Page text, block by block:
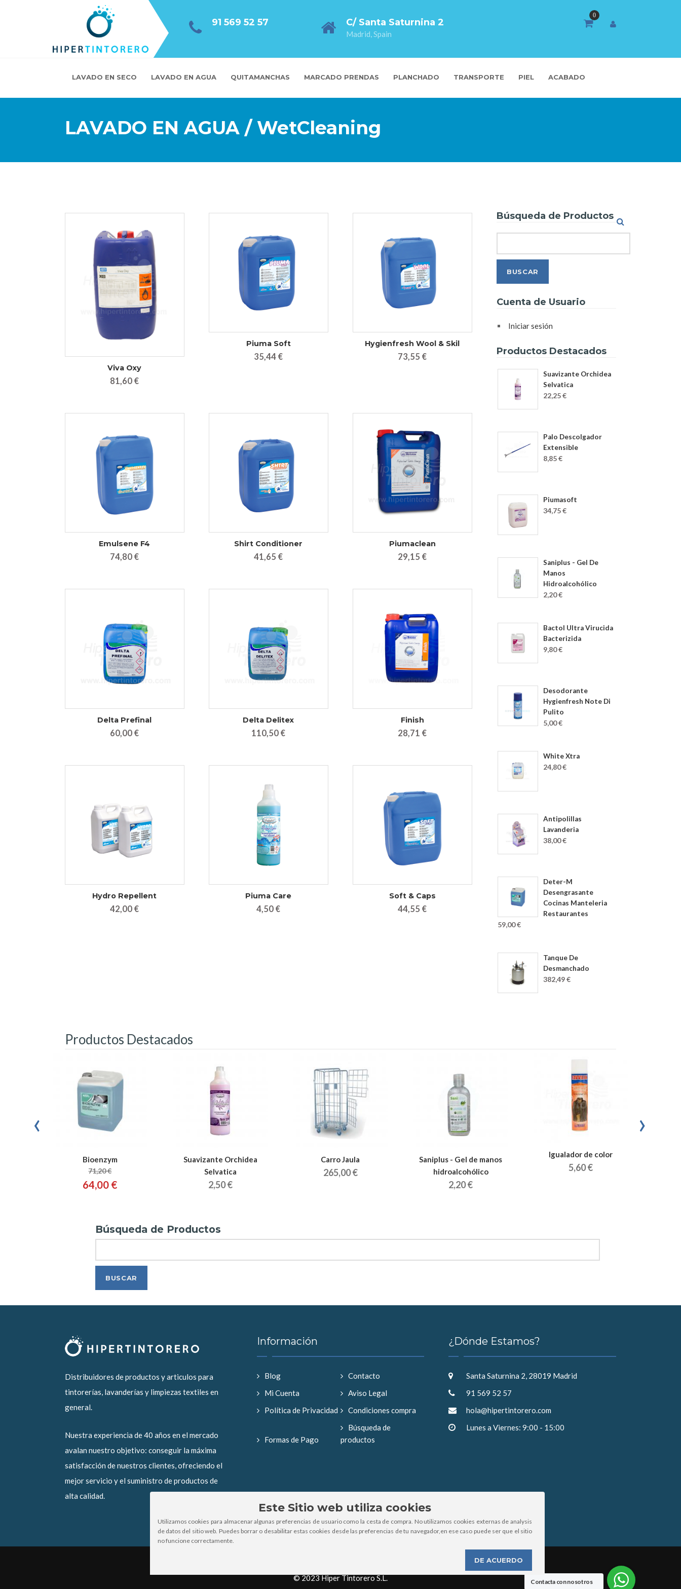
91 569 52 57 C/ Santa Saturnina 2
Madrid, Spain
LAVADO EN SECO LAVADO EN AGUA QUITAMANCHAS MARCADO PRENDAS PLANCHADO TRANSPORTE PIEL ACABADO
LAVADO EN AGUA / WetCleaning
Viva Oxy
81,60 €
Piuma Soft
35,44 €
Hygienfresh Wool & Skil
73,55 €
Emulsene F4
74,80 €
Shirt Conditioner
41,65 €
Piumaclean
29,15 €
Delta Prefinal
60,00 €
Delta Delitex
110,50 €
Finish
28,71 €
Hydro Repellent
42,00 €
Piuma Care
4,50 €
Soft & Caps
44,55 €
Búsqueda de Productos
Cuenta de Usuario
Iniciar sesión
Productos Destacados
Suavizante Orchidea
Selvatica
22,25 €
Palo Descolgador
Extensible
8,85 €
Piumasoft
34,75 €
Saniplus - Gel De
Manos
Hidroalcohólico
2,20 €
Bactol Ultra Virucida
Bacterizida
9,80 €
Desodorante
Hygienfresh Note Di
Pulito
5,00 €
White Xtra
24,80 €
Antipolillas
Lavanderia
38,00 €
Deter-M
Desengrasante
Cocinas Manteleria
Restaurantes
59,00 €
Tanque De
Desmanchado
382,49 €
Productos Destacados
Bioenzym
71,20 €
64,00 €
Suavizante Orchidea
Selvatica
2,50 €
Carro Jaula
265,00 €
Saniplus - Gel de manos
hidroalcohólico
2,20 €
Igualador de color
5,60 €
‹ ›
Búsqueda de Productos
Distribuidores de productos y articulos para
tintorerías, lavanderías y limpiezas textiles en
general.
Nuestra experiencia de 40 años en el mercado
avalan nuestro objetivo: conseguir la máxima
satisfacción de nuestros clientes, ofreciendo el
mejor servicio y el suministro de productos de
alta calidad.
Información
Blog
Contacto
Mi Cuenta
Aviso Legal
Política de Privacidad
Condiciones compra
Formas de Pago
Búsqueda de
productos
¿Dónde Estamos?
Santa Saturnina 2, 28019 Madrid
91 569 52 57
hola@hipertintorero.com
Lunes a Viernes: 9:00 - 15:00
Contacta con nosotros
© 2023 Hiper Tintorero S.L.
Este Sitio web utiliza cookies
Utilizamos cookies para almacenar algunas preferencias de usuario como la cesta de compra. No utilizamos cookies externas de analysis
de datos del sitio web. Puedes borrar o desabilitar estas cookies desde las preferencias de tu navegador,en ese caso puede ser que el sitio
no funcione correctamente.
DE ACUERDO